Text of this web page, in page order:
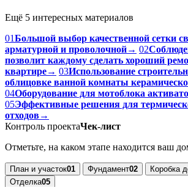
Ещё 5 интересных материалов
01Большой выбор качественной сетки
арматурной и проволочной→ 02
позволит каждому сделать хороший
квартире→ 03Использование
облицовке ванной комнаты
04Оборудование для мотоблока
05Эффективные решения для
отходов→
Контроль проектаЧек-лист
Отметьте, на каком этапе находится ваш
План и участок01 Фундамент02 Коробка
Отделка05